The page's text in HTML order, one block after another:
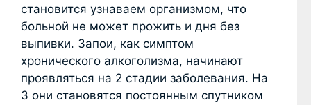
становится узнаваем организмом, что
больной не может прожить и дня без
выпивки. Запои, как симптом
хронического алкоголизма, начинают
проявляться на 2 стадии заболевания. На
3 они становятся постоянным спутником